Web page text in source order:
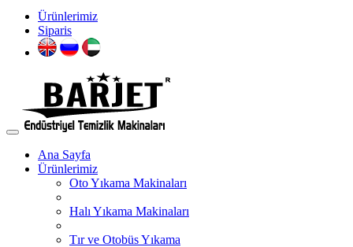
Ürünlerimiz
Siparis
Ana Sayfa
Ürünlerimiz
Oto Yıkama Makinaları
Halı Yıkama Makinaları
Tır ve Otobüs Yıkama